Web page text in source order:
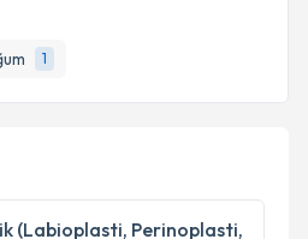
1
(Labioplasti, Perinoplasti,